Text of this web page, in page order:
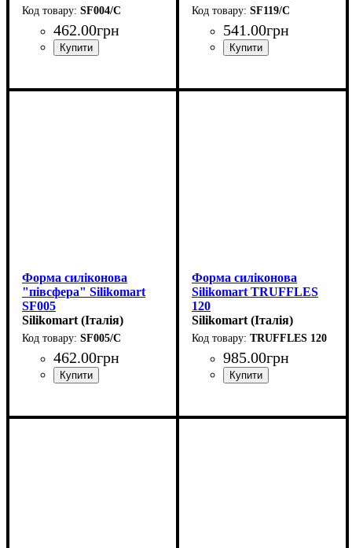
SF004/C
462.00грн
SF119/C
541.00грн
Форма силіконова
"півсфера" Silikomart
SF005
(40мм,h20мм,20мл)
Silikomart (Італія)
SF005/C
462.00грн
Форма силіконова
Silikomart TRUFFLES
120
(d62мм,h52мм,120мл)
Silikomart (Італія)
TRUFFLES 120
985.00грн